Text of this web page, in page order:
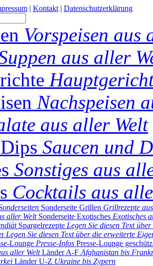
| Kontakt | Datenschutzerklärung
Vorspeisen aus
aus aller
Nachspeisen
aus aller Welt
Saucen und
Sonstiges aus
Cocktails aus
Sonderseite Grillen Grillrezepte
aller Welt Sonderseite Exotisches Exotisches
Spargelrezepte Legen Sie diesen Text
Legen Sie diesen Text über die erweiterte
Lounge Presse-Infos Presse-Lounge
aller Welt Länder A-F Afghanistan bis
Länder U-Z Ukraine bis Zypern